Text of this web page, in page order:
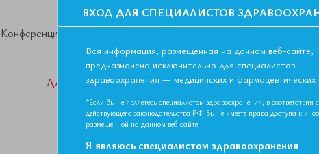
ЕАТ. Симпозиум «Пограничные проблемы
ДАННЫЙ МАТЕРИАЛ ДОСТУПЕН ТОЛЬКО
Если вы являетесь членом ЕАТ, пожалуйста,
Как вступить в Ассоциацию
ВХОД ДЛЯ СПЕЦИАЛИСТОВ
Вся информация, размещенная на данном веб-сайте,
предназначена исключительно для специалистов
здравоохранения — медицинских и фармацевтических
*Если Вы не являетесь специалистом здравоохранения, в соответствии
действующего законодательства РФ Вы не имеете права доступа к
размещенной на данном веб-сайте.
Я являюсь специалистом здравоохранения